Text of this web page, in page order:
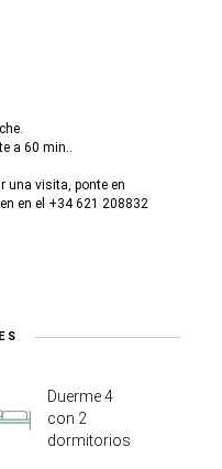
a 60 min..
una visita, ponte en
en el +34 621 208832
Duerme 4
con 2
dormitorios